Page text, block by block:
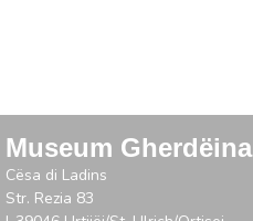
Museum Gherdëina
Cësa di Ladins
Str. Rezia 83